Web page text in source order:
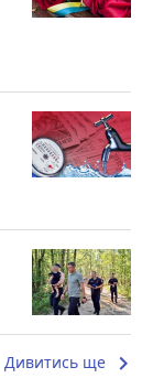
Дивитись ще keyboard_arrow_right